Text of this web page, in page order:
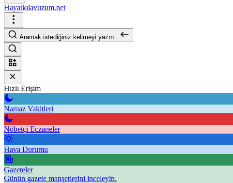
Hayatkılavuzum.net
Aramak istediğiniz kelimeyi yazın..
Hızlı Erişim
Namaz Vakitleri
Nöbetçi Eczaneler
Hava Durumu
Gazeteler
Günün gazete manşetlerini inceleyin.